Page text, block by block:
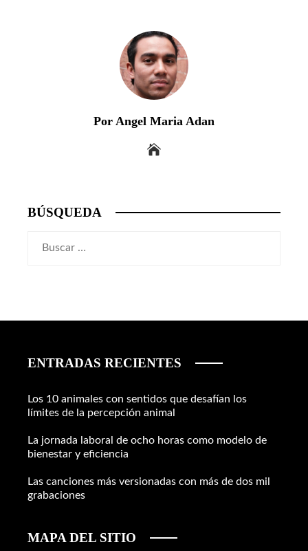
Por Angel Maria Adan
BÚSQUEDA
ENTRADAS RECIENTES
Los 10 animales con sentidos que desafían los
límites de la percepción animal
La jornada laboral de ocho horas como modelo de
bienestar y eficiencia
Las canciones más versionadas con más de dos mil
grabaciones
MAPA DEL SITIO